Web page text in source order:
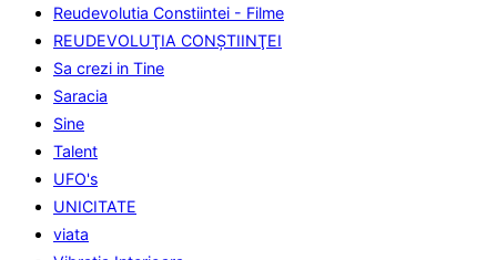
Reudevolutia Constiintei - Filme
REUDEVOLUŢIA CONŞTIINŢEI
Sa crezi in Tine
Saracia
Sine
Talent
UFO's
UNICITATE
viata